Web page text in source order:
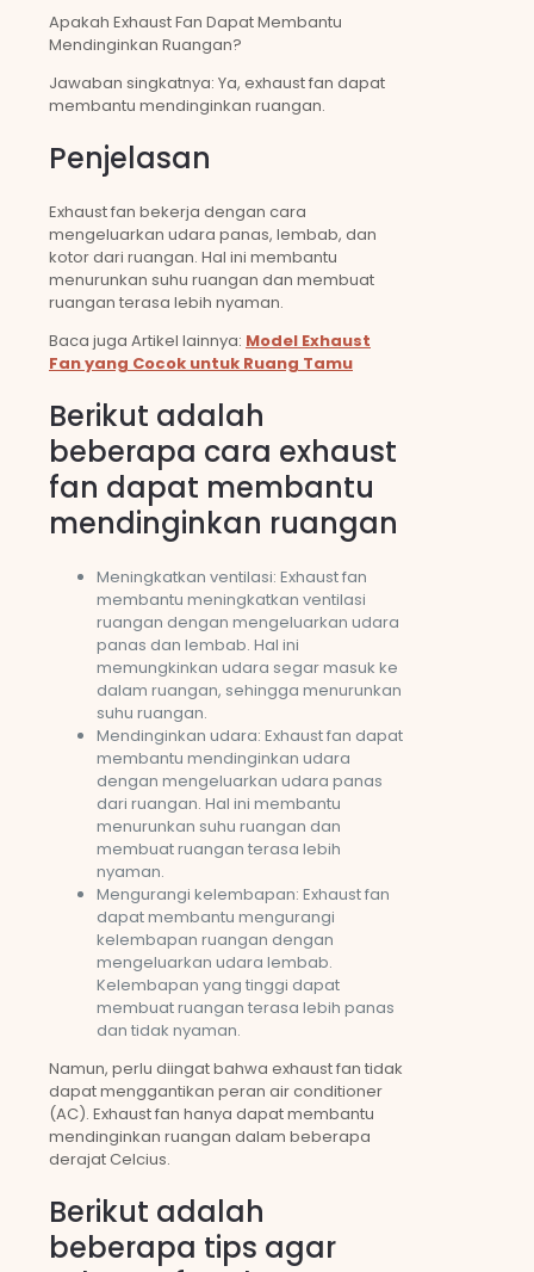
Apakah Exhaust Fan Dapat Membantu
Mendinginkan Ruangan?
Jawaban singkatnya: Ya, exhaust fan dapat
membantu mendinginkan ruangan.
Penjelasan
Exhaust fan bekerja dengan cara
mengeluarkan udara panas, lembab, dan
kotor dari ruangan. Hal ini membantu
menurunkan suhu ruangan dan membuat
ruangan terasa lebih nyaman.
Baca juga Artikel lainnya: Model Exhaust
Fan yang Cocok untuk Ruang Tamu
Berikut adalah
beberapa cara exhaust
fan dapat membantu
mendinginkan ruangan
Meningkatkan ventilasi: Exhaust fan
membantu meningkatkan ventilasi
ruangan dengan mengeluarkan udara
panas dan lembab. Hal ini
memungkinkan udara segar masuk ke
dalam ruangan, sehingga menurunkan
suhu ruangan.
Mendinginkan udara: Exhaust fan dapat
membantu mendinginkan udara
dengan mengeluarkan udara panas
dari ruangan. Hal ini membantu
menurunkan suhu ruangan dan
membuat ruangan terasa lebih
nyaman.
Mengurangi kelembapan: Exhaust fan
dapat membantu mengurangi
kelembapan ruangan dengan
mengeluarkan udara lembab.
Kelembapan yang tinggi dapat
membuat ruangan terasa lebih panas
dan tidak nyaman.
Namun, perlu diingat bahwa exhaust fan tidak
dapat menggantikan peran air conditioner
(AC). Exhaust fan hanya dapat membantu
mendinginkan ruangan dalam beberapa
derajat Celcius.
Berikut adalah
beberapa tips agar